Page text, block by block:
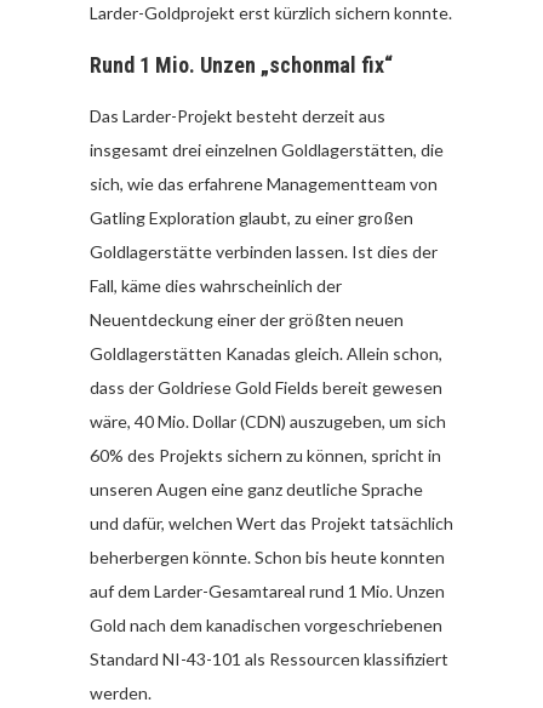
Larder-Goldprojekt erst kürzlich sichern konnte.
Rund 1 Mio. Unzen „schonmal fix“
Das Larder-Projekt besteht derzeit aus
insgesamt drei einzelnen Goldlagerstätten, die
sich, wie das erfahrene Managementteam von
Gatling Exploration glaubt, zu einer großen
Goldlagerstätte verbinden lassen. Ist dies der
Fall, käme dies wahrscheinlich der
Neuentdeckung einer der größten neuen
Goldlagerstätten Kanadas gleich. Allein schon,
dass der Goldriese Gold Fields bereit gewesen
wäre, 40 Mio. Dollar (CDN) auszugeben, um sich
60% des Projekts sichern zu können, spricht in
unseren Augen eine ganz deutliche Sprache
und dafür, welchen Wert das Projekt tatsächlich
beherbergen könnte. Schon bis heute konnten
auf dem Larder-Gesamtareal rund 1 Mio. Unzen
Gold nach dem kanadischen vorgeschriebenen
Standard NI-43-101 als Ressourcen klassifiziert
werden.